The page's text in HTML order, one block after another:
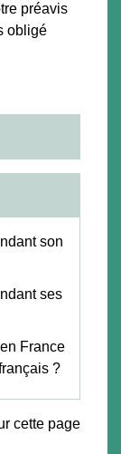
préavis
obligé
son
ses
France
?
cette page